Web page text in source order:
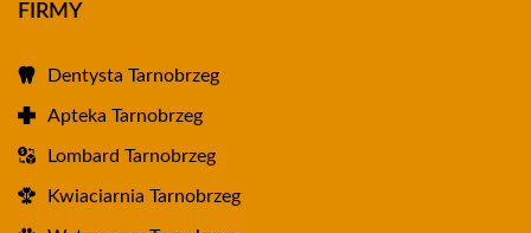
FIRMY
Dentysta Tarnobrzeg
Apteka Tarnobrzeg
Lombard Tarnobrzeg
Kwiaciarnia Tarnobrzeg